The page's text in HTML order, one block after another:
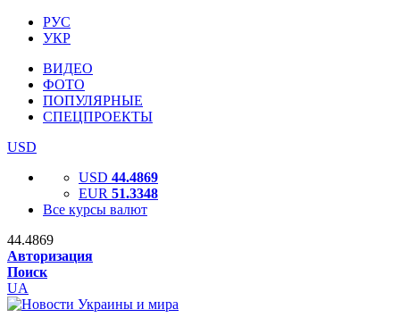
РУС
УКР
ВИДЕО
ФОТО
ПОПУЛЯРНЫЕ
СПЕЦПРОЕКТЫ
USD
USD 44.4869
EUR 51.3348
Все курсы валют
44.4869
Авторизация
Поиск
UA